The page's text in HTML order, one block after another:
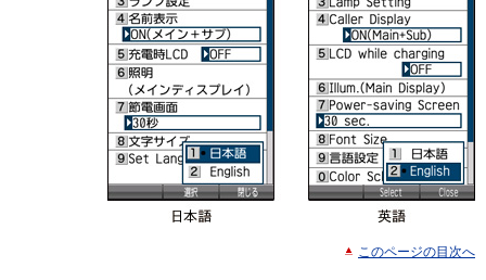
このページの目次へ